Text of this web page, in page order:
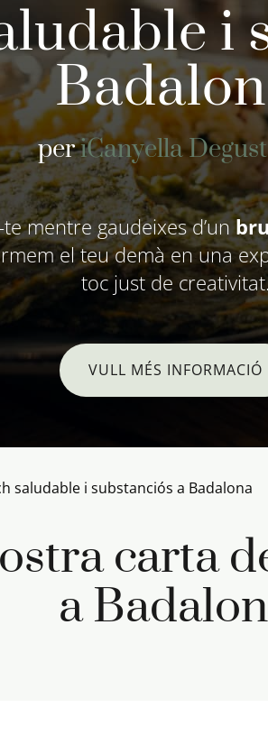
i
periCanyella
mentre gaudeixes d’un
el teu demà en una
toc just de
VULL MÉS INFORMACIÓ
saludable i substanciós a Badalona
carta
a